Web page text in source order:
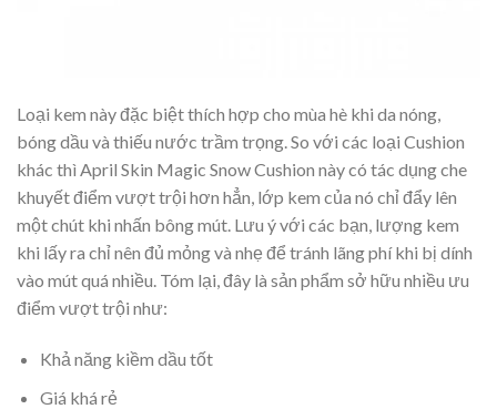
Loại kem này đặc biệt thích hợp cho mùa hè khi da nóng,
bóng dầu và thiếu nước trầm trọng. So với các loại Cushion
khác thì April Skin Magic Snow Cushion này có tác dụng che
khuyết điểm vượt trội hơn hẳn, lớp kem của nó chỉ đẩy lên
một chút khi nhấn bông mút. Lưu ý với các bạn, lượng kem
khi lấy ra chỉ nên đủ mỏng và nhẹ để tránh lãng phí khi bị dính
vào mút quá nhiều. Tóm lại, đây là sản phẩm sở hữu nhiều ưu
điểm vượt trội như:
Khả năng kiềm dầu tốt
Giá khá rẻ